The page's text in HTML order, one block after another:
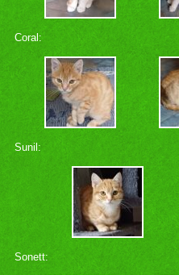
Coral:
Sunil:
Sonett: